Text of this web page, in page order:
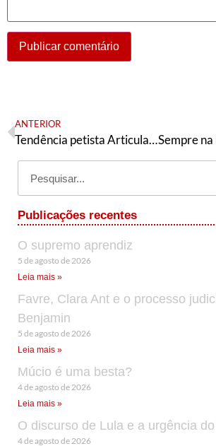
ANTERIOR
Tendência petista Articulação de Esquerda divulga regulamento da segunda etapa de seu 4º Congresso
Publicações recentes
O supremo aprendiz
5 de agosto de 2026
Leia mais »
Favre, Clara Ant e o processo
Benjamin
5 de agosto de 2026
Leia mais »
Múcio é uma besta?
4 de agosto de 2026
Leia mais »
O discurso de Lula e a urgência
4 de agosto de 2026